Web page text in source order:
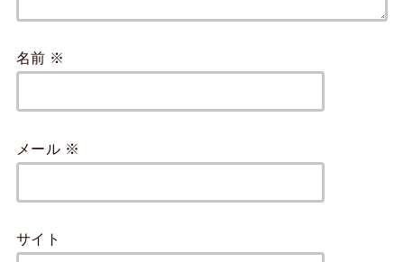
名前 ※
メール ※
サイト